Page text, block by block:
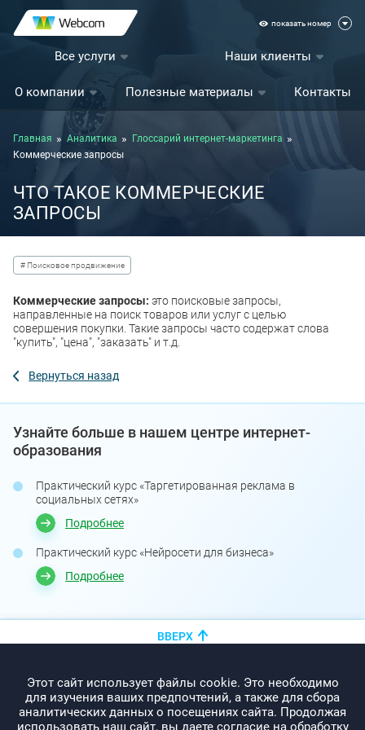
показать номер
Все услуги Наши клиенты
О компании Полезные материалы Контакты
Главная Аналитика
Глоссарий интернет-маркетинга
Коммерческие запросы
ЧТО ТАКОЕ КОММЕРЧЕСКИЕ
ЗАПРОСЫ
# Поисковое продвижение
Коммерческие запросы: это поисковые запросы,
направленные на поиск товаров или услуг с целью
совершения покупки. Такие запросы часто содержат слова
"купить", "цена", "заказать" и т.д.
Вернуться назад
Узнайте больше в нашем центре интернет-
образования
Практический курс «Таргетированная реклама в
социальных сетях»
Подробнее
Практический курс «Нейросети для бизнеса»
Подробнее
Этот сайт использует файлы cookie. Это необходимо
для изучения ваших предпочтений, а также для сбора
аналитических данных о посещениях сайта. Продолжая
использовать наш сайт, вы даете согласие на обработку
ВВЕРХ
info@promo-webcom.by